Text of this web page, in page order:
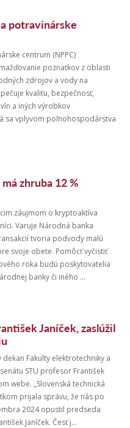
potravinárske
centrum (NPPC)
poznatkov z oblasti
zdrojov a vody na
kvalitu, bezpečnosť,
a iných výrobkov
sa vplyvom poľnohospodárstva
zhruba 12 %
záujmom o kryptoaktíva
Varuje Národná banka
tvoria podvody malú
svoje obete. Pomôcť vyčistiť
roka budú poskytovatelia
banky či iného ...
Janíček, zaslúžil
Fakulty elektrotechniky a
STU profesor František
webe. „Slovenská technická
prijala správu, že nás po
2024 opustil predseda
Janíček. Česť j...